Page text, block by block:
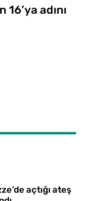
adını
açtığı ateş